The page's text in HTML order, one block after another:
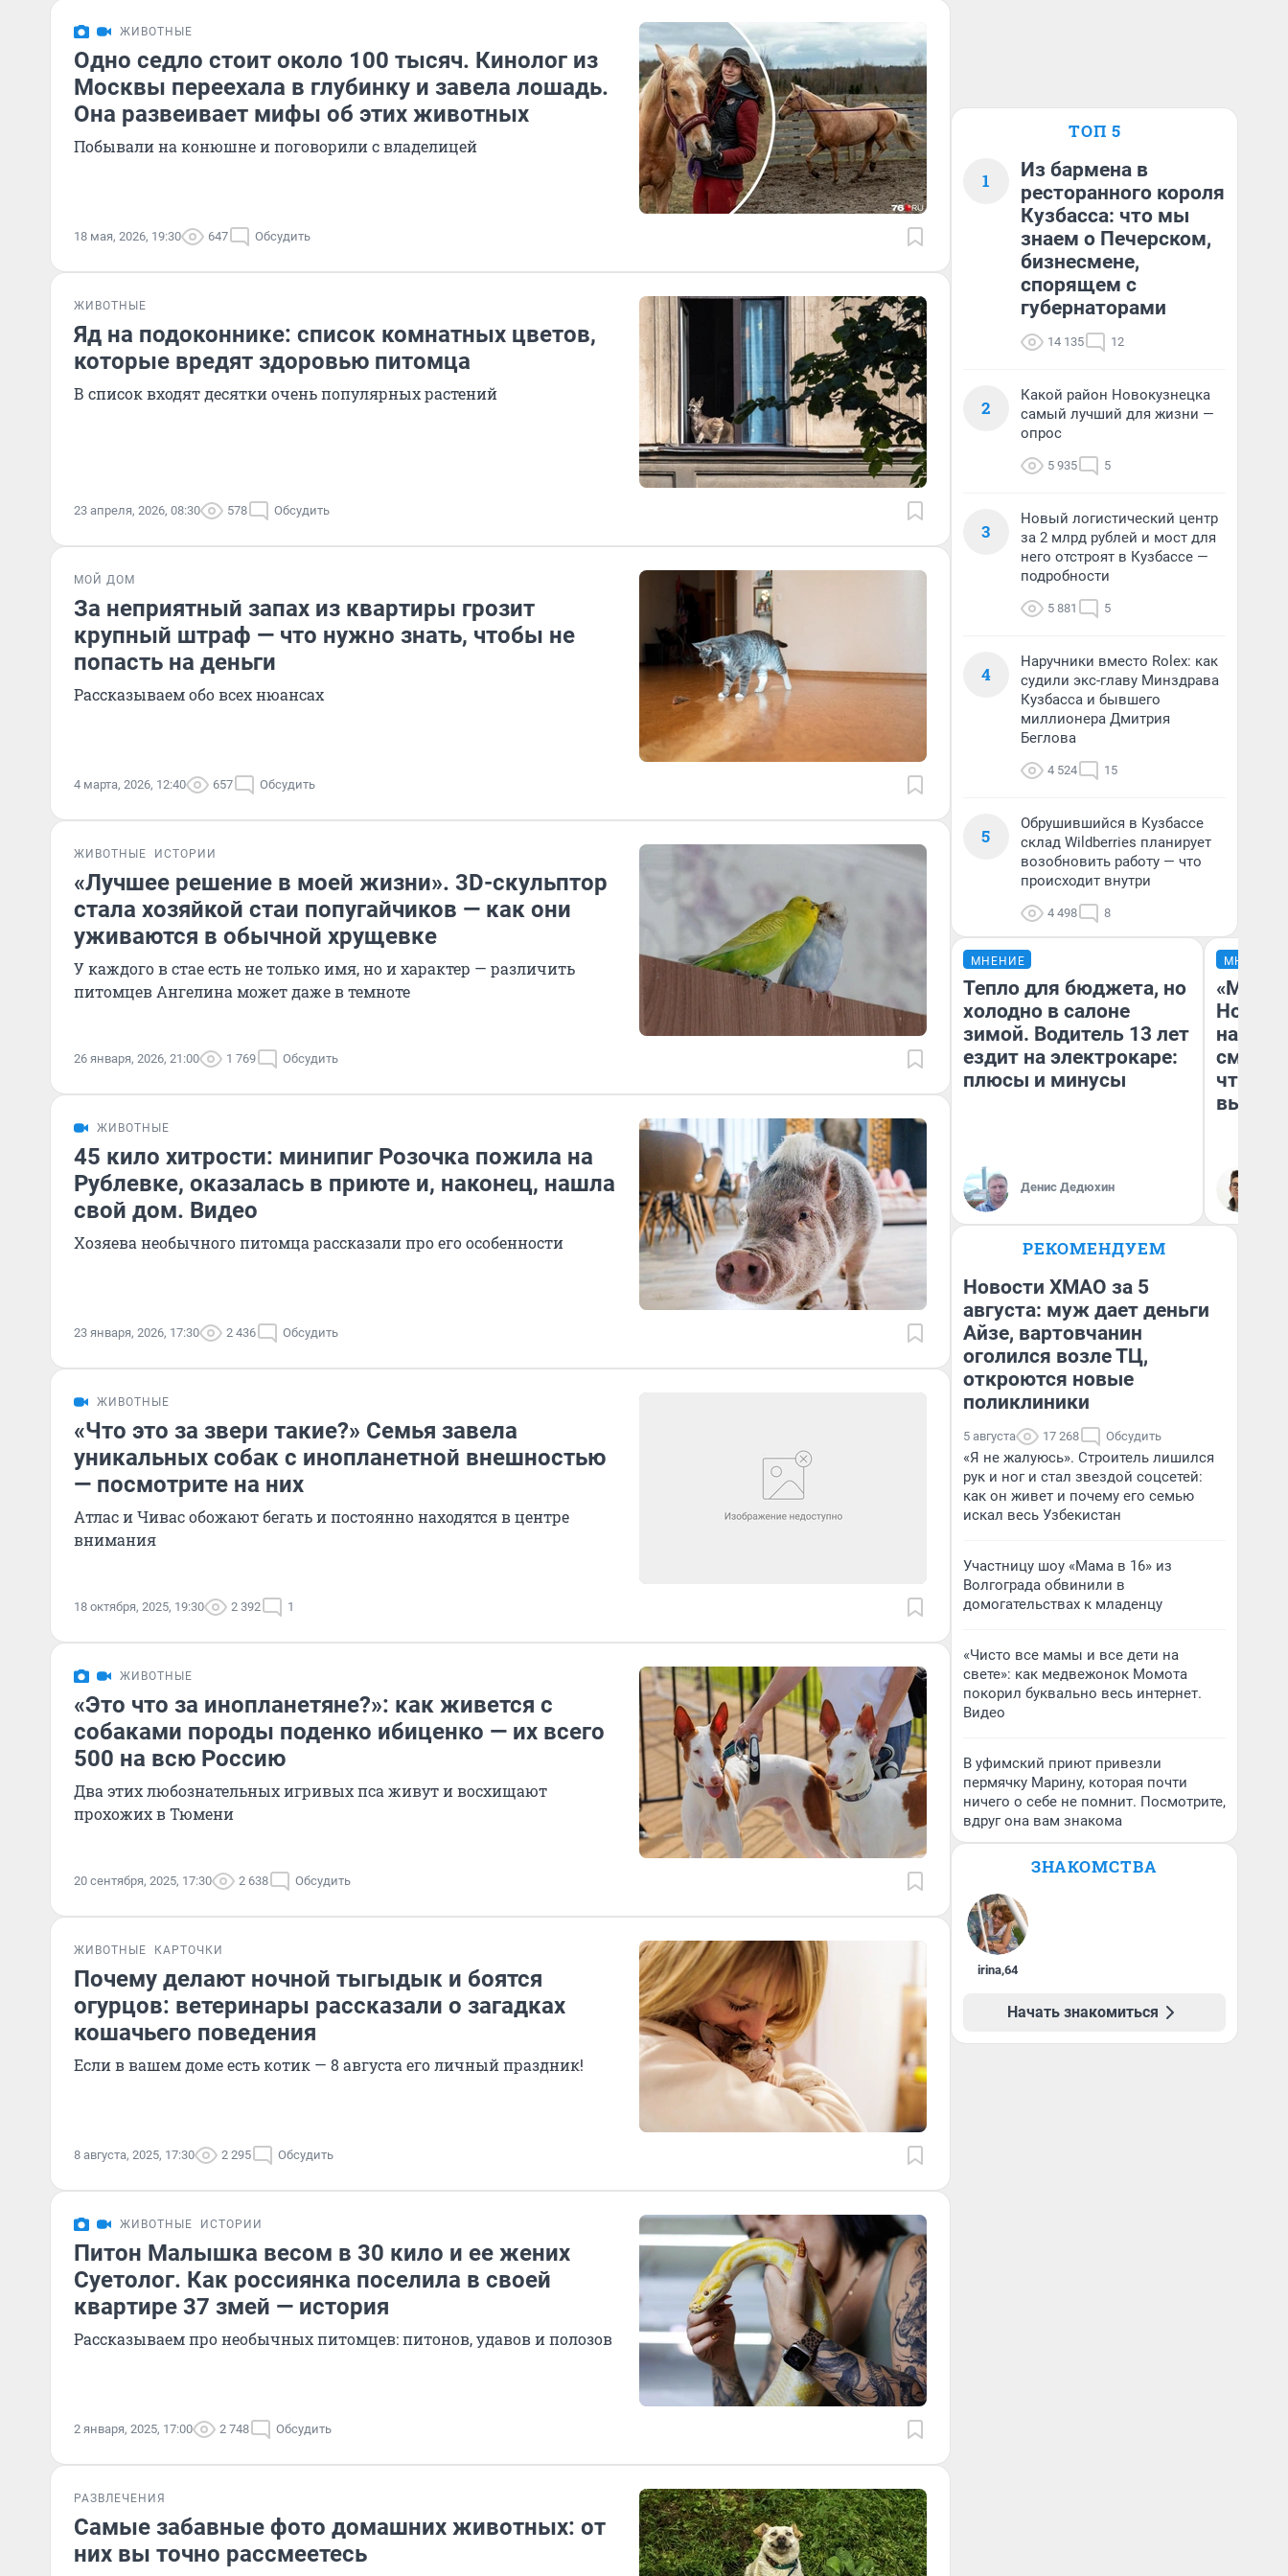
ЖИВОТНЫЕ
Одно седло стоит около 100 тысяч. Кинолог из
Москвы переехала в глубинку и завела лошадь.
Она развеивает мифы об этих животных
Побывали на конюшне и поговорили с владелицей
18 мая, 2026, 19:30 647 Обсудить
ЖИВОТНЫЕ
Яд на подоконнике: список комнатных цветов,
которые вредят здоровью питомца
В список входят десятки очень популярных растений
23 апреля, 2026, 08:30 578 Обсудить
МОЙ ДОМ
За неприятный запах из квартиры грозит
крупный штраф — что нужно знать, чтобы не
попасть на деньги
Рассказываем обо всех нюансах
4 марта, 2026, 12:40 657 Обсудить
ЖИВОТНЫЕ ИСТОРИИ
«Лучшее решение в моей жизни». 3D-скульптор
стала хозяйкой стаи попугайчиков — как они
уживаются в обычной хрущевке
У каждого в стае есть не только имя, но и характер — различить
питомцев Ангелина может даже в темноте
26 января, 2026, 21:00 1 769 Обсудить
ЖИВОТНЫЕ
45 кило хитрости: минипиг Розочка пожила на
Рублевке, оказалась в приюте и, наконец, нашла
свой дом. Видео
Хозяева необычного питомца рассказали про его особенности
23 января, 2026, 17:30 2 436 Обсудить
ЖИВОТНЫЕ
«Что это за звери такие?» Семья завела
уникальных собак с инопланетной внешностью
— посмотрите на них
Атлас и Чивас обожают бегать и постоянно находятся в центре
внимания
18 октября, 2025, 19:30 2 392 1
ЖИВОТНЫЕ
«Это что за инопланетяне?»: как живется с
собаками породы поденко ибиценко — их всего
500 на всю Россию
Два этих любознательных игривых пса живут и восхищают
прохожих в Тюмени
20 сентября, 2025, 17:30 2 638 Обсудить
ЖИВОТНЫЕ КАРТОЧКИ
Почему делают ночной тыгыдык и боятся
огурцов: ветеринары рассказали о загадках
кошачьего поведения
Если в вашем доме есть котик — 8 августа его личный праздник!
8 августа, 2025, 17:30 2 295 Обсудить
ЖИВОТНЫЕ ИСТОРИИ
Питон Малышка весом в 30 кило и ее жених
Суетолог. Как россиянка поселила в своей
квартире 37 змей — история
Рассказываем про необычных питомцев: питонов, удавов и полозов
2 января, 2025, 17:00 2 748 Обсудить
РАЗВЛЕЧЕНИЯ
Самые забавные фото домашних животных: от
них вы точно рассмеетесь
ТОП 5
1
Из бармена в
ресторанного короля
Кузбасса: что мы
знаем о Печерском,
бизнесмене,
спорящем с
губернаторами
14 135 12
2
Какой район Новокузнецка
самый лучший для жизни —
опрос
5 935 5
3
Новый логистический центр
за 2 млрд рублей и мост для
него отстроят в Кузбассе —
подробности
5 881 5
4
Наручники вместо Rolex: как
судили экс-главу Минздрава
Кузбасса и бывшего
миллионера Дмитрия
Беглова
4 524 15
5
Обрушившийся в Кузбассе
склад Wildberries планирует
возобновить работу — что
происходит внутри
4 498 8
МНЕНИЕ
Тепло для бюджета, но
холодно в салоне
зимой. Водитель 13 лет
ездит на электрокаре:
плюсы и минусы
Денис Дедюхин
МНЕНИЕ
«Мы
чтобы
РЕКОМЕНДУЕМ
Новости ХМАО за 5
августа: муж дает деньги
Айзе, вартовчанин
оголился возле ТЦ,
откроются новые
поликлиники
5 августа 17 268 Обсудить
«Я не жалуюсь». Строитель лишился
рук и ног и стал звездой соцсетей:
как он живет и почему его семью
искал весь Узбекистан
Участницу шоу «Мама в 16» из
Волгограда обвинили в
домогательствах к младенцу
«Чисто все мамы и все дети на
свете»: как медвежонок Момота
покорил буквально весь интернет.
Видео
В уфимский приют привезли
пермячку Марину, которая почти
ничего о себе не помнит. Посмотрите,
вдруг она вам знакома
ЗНАКОМСТВА
irina,64
Начать знакомиться